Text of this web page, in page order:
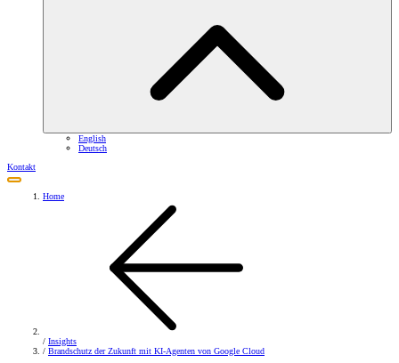
English
Deutsch
Kontakt
Home
/ Insights
/ Brandschutz der Zukunft mit KI-Agenten von Google Cloud